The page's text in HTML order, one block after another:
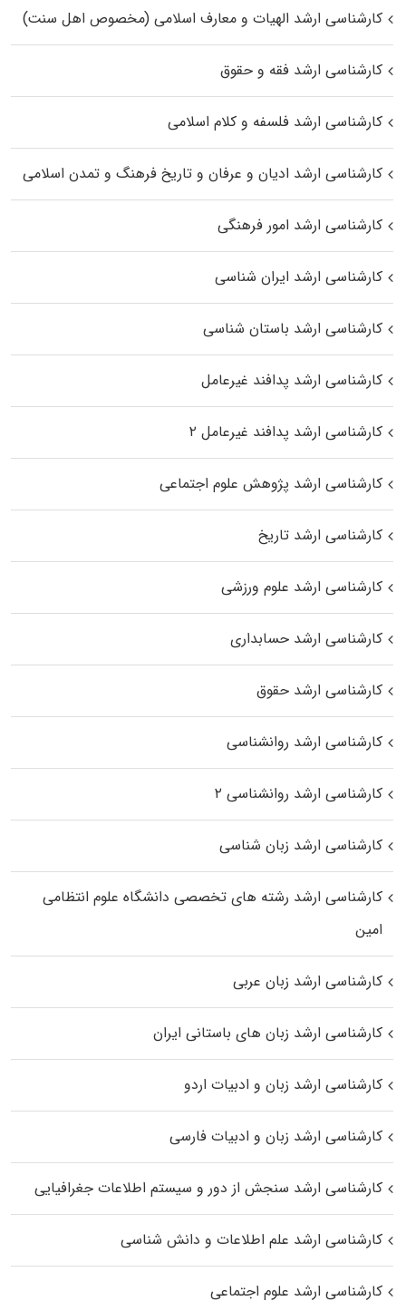
کارشناسی ارشد الهیات و معارف اسلامی (مخصوص اهل سنت)
کارشناسی ارشد فقه و حقوق
کارشناسی ارشد فلسفه و کلام اسلامی
کارشناسی ارشد ادیان و عرفان و تاریخ فرهنگ و تمدن اسلامی
کارشناسی ارشد امور فرهنگی
کارشناسی ارشد ایران شناسی
کارشناسی ارشد باستان شناسی
کارشناسی ارشد پدافند غیرعامل
کارشناسی ارشد پدافند غیرعامل ۲
کارشناسی ارشد پژوهش علوم اجتماعی
کارشناسی ارشد تاریخ
کارشناسی ارشد علوم ورزشی
کارشناسی ارشد حسابداری
کارشناسی ارشد حقوق
کارشناسی ارشد روانشناسی
کارشناسی ارشد روانشناسی ۲
کارشناسی ارشد زبان شناسی
کارشناسی ارشد رﺷﺘﻪ ﻫﺎی تخصصی داﻧﺸﮕﺎه ﻋﻠﻮم انتظامی
اﻣﻴﻦ
کارشناسی ارشد زبان عربی
کارشناسی ارشد زبان‌ های باستانی ایران
کارشناسی ارشد زبان و ادبیات اردو
کارشناسی ارشد زبان و ادبیات فارسی
کارشناسی ارشد سنجش از دور و سیستم اطلاعات جغرافیایی
کارشناسی ارشد علم اطلاعات و دانش شناسی
کارشناسی ارشد علوم اجتماعی